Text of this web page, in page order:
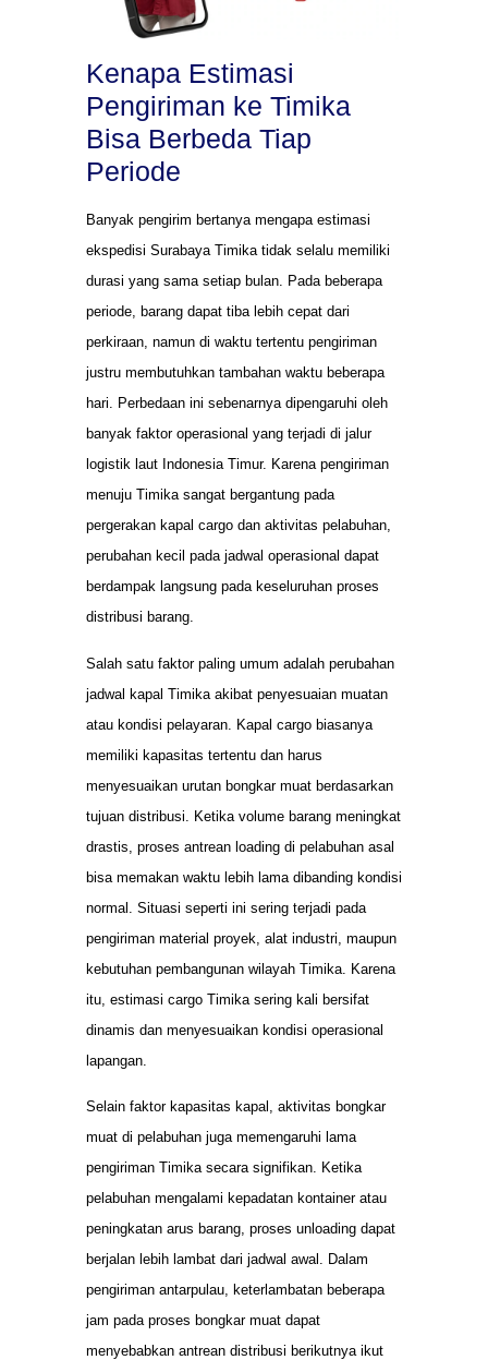
Kenapa Estimasi
Pengiriman ke Timika
Bisa Berbeda Tiap
Periode
Banyak pengirim bertanya mengapa estimasi
ekspedisi Surabaya Timika tidak selalu memiliki
durasi yang sama setiap bulan. Pada beberapa
periode, barang dapat tiba lebih cepat dari
perkiraan, namun di waktu tertentu pengiriman
justru membutuhkan tambahan waktu beberapa
hari. Perbedaan ini sebenarnya dipengaruhi oleh
banyak faktor operasional yang terjadi di jalur
logistik laut Indonesia Timur. Karena pengiriman
menuju Timika sangat bergantung pada
pergerakan kapal cargo dan aktivitas pelabuhan,
perubahan kecil pada jadwal operasional dapat
berdampak langsung pada keseluruhan proses
distribusi barang.
Salah satu faktor paling umum adalah perubahan
jadwal kapal Timika akibat penyesuaian muatan
atau kondisi pelayaran. Kapal cargo biasanya
memiliki kapasitas tertentu dan harus
menyesuaikan urutan bongkar muat berdasarkan
tujuan distribusi. Ketika volume barang meningkat
drastis, proses antrean loading di pelabuhan asal
bisa memakan waktu lebih lama dibanding kondisi
normal. Situasi seperti ini sering terjadi pada
pengiriman material proyek, alat industri, maupun
kebutuhan pembangunan wilayah Timika. Karena
itu, estimasi cargo Timika sering kali bersifat
dinamis dan menyesuaikan kondisi operasional
lapangan.
Selain faktor kapasitas kapal, aktivitas bongkar
muat di pelabuhan juga memengaruhi lama
pengiriman Timika secara signifikan. Ketika
pelabuhan mengalami kepadatan kontainer atau
peningkatan arus barang, proses unloading dapat
berjalan lebih lambat dari jadwal awal. Dalam
pengiriman antarpulau, keterlambatan beberapa
jam pada proses bongkar muat dapat
menyebabkan antrean distribusi berikutnya ikut